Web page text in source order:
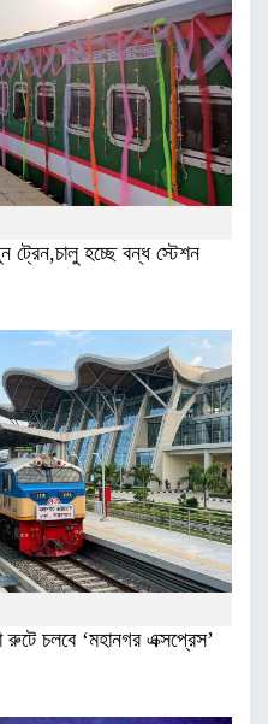
ট্রেন,চালু হচ্ছে বন্ধ স্টেশন
রুটে চলবে ‘মহানগর এক্সপ্রেস’